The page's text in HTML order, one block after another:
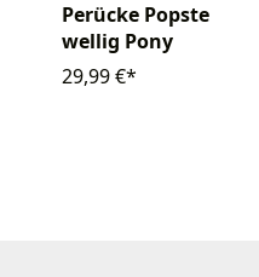
Perücke
wellig Pony
29,99 €*